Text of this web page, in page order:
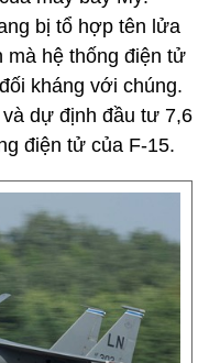
bị tổ hợp tên lửa
mà hệ thống điện tử
kháng với chúng.
dự định đầu tư 7,6
điện tử của F-15.